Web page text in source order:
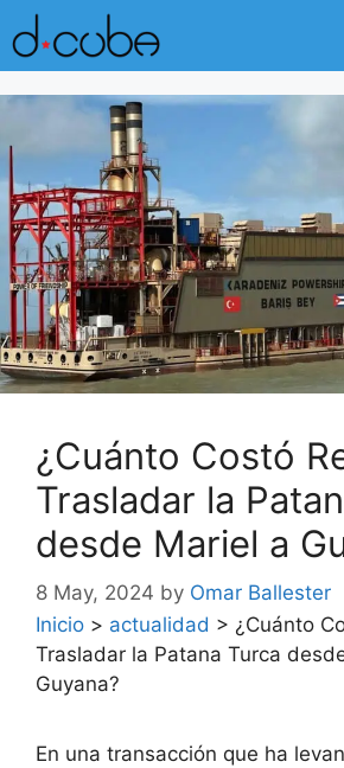
Skip
to
content
¿Cuánto Costó
Trasladar la
desde Mariel a
8 May, 2024 by Omar Ballester
Inicio > actualidad > ¿Cuánto
Trasladar la Patana Turca
Guyana?
En una transacción que ha